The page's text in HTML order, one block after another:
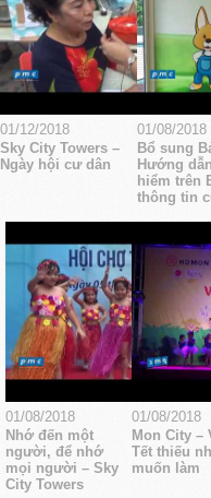
01/12/2018
Sky City Towers –
Ngày hội cư dân
01/08/2018
Bổ sung
Hướng
hiểm trên
thông tin
01/08/2018
Nhớ đến một
người, để nhớ
mọi người – Sky
City Towers
01/08/2018
Mon City –
Tết thiếu
muốn làm